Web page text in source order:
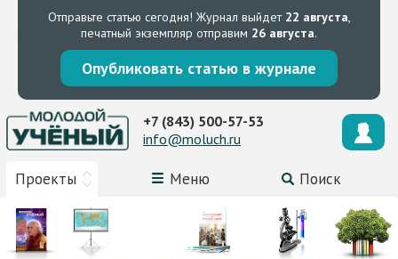
Отправьте статью сегодня! Журнал выйдет 22 августа,
печатный экземпляр отправим 26 августа.
Опубликовать статью в журнале
Проекты Меню Поиск
+7 (843) 500-57-53
info@moluch.ru